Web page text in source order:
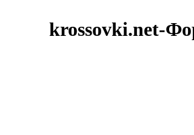
krossovki.net-